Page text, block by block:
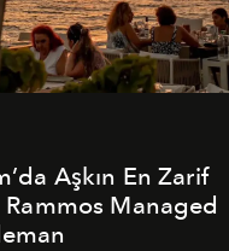
Aşkın En Zarif
Managed